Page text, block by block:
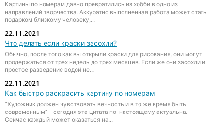
Картины по номерам давно превратились из хобби в одно из
направлений творчества. Аккуратно выполненная работа может стать
подарком близкому человеку,...
22.11.2021
Что делать если краски засохли?
Обычно, после того как вы открыли краски для рисования, они могут
продержаться от трех недель до трех месяцев. Если же они засохли и
простое разведение водой не...
22.11.2021
Как быстро раскрасить картину по номерам
“Художник должен чувствовать вечность и в то же время быть
современным” – сегодня эта цитата по-настоящему актуальна.
Сейчас каждый может оказаться на...